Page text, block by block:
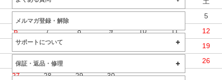
メルマガ登録・解除
サポートについて
保証・返品・修理
5
6
7 8 9 10 11
12
13
14 18
19
20
21 25
26
27
28 29 30